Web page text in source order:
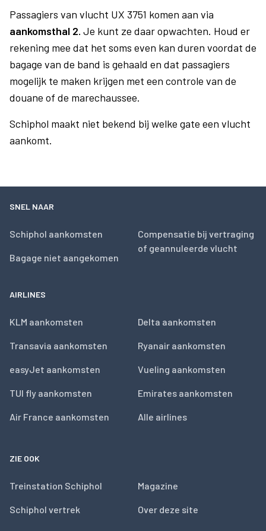
Passagiers van vlucht UX 3751 komen aan via
aankomsthal 2. Je kunt ze daar opwachten. Houd er
rekening mee dat het soms even kan duren voordat de
bagage van de band is gehaald en dat passagiers
mogelijk te maken krijgen met een controle van de
douane of de marechaussee.
Schiphol maakt niet bekend bij welke gate een vlucht
aankomt.
SNEL NAAR
Schiphol aankomsten
Bagage niet aangekomen
Compensatie bij vertraging
of geannuleerde vlucht
AIRLINES
KLM aankomsten
Transavia aankomsten
easyJet aankomsten
TUI fly aankomsten
Air France aankomsten
Delta aankomsten
Ryanair aankomsten
Vueling aankomsten
Emirates aankomsten
Alle airlines
ZIE OOK
Treinstation Schiphol
Schiphol vertrek
Magazine
Over deze site